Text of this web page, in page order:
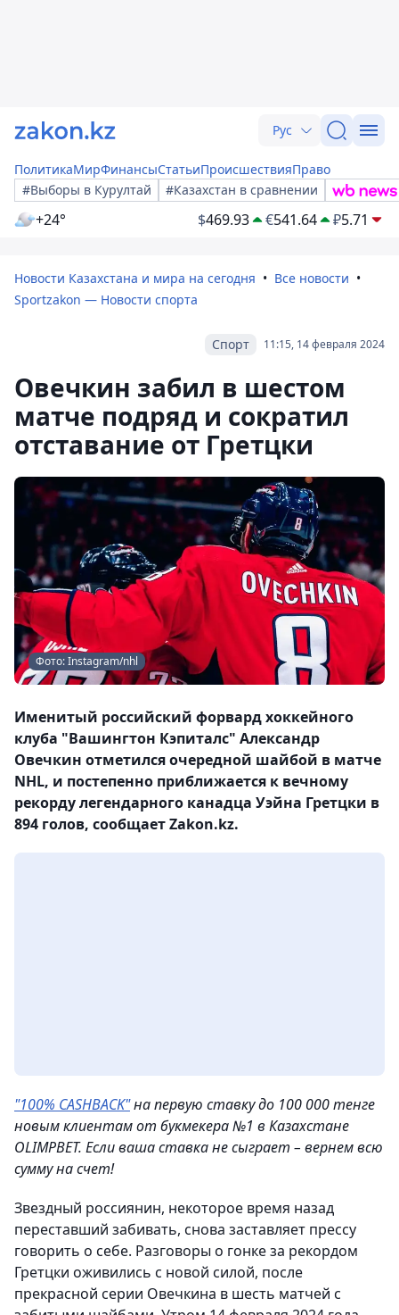
Рус
ПолитикаМирФинансыСтатьиПроисшествияПраво
#Выборы в Курултай
#Казахстан в сравнении
+24° $469.93 €541.64 ₽5.71
Новости Казахстана и мира на сегодня
Все новости
Sportzakon — Новости спорта
11:15, 14 февраля 2024
Спорт
Овечкин забил в шестом
матче подряд и сократил
отставание от Гретцки
Фото: Instagram/nhl
Именитый российский форвард хоккейного
клуба "Вашингтон Кэпиталс" Александр
Овечкин отметился очередной шайбой в матче
NHL, и постепенно приближается к вечному
рекорду легендарного канадца Уэйна Гретцки в
894 голов, сообщает Zakon.kz.
"100% CASHBACK"на первую ставку до 100 000 тенге
новым клиентам от букмекера №1 в Казахстане
OLIMPBET. Если ваша ставка не сыграет – вернем всю
сумму на счeт!
Звездный россиянин, некоторое время назад
переставший забивать, снова заставляет прессу
говорить о себе. Разговоры о гонке за рекордом
Гретцки оживились с новой силой, после
прекрасной серии Овечкина в шесть матчей с